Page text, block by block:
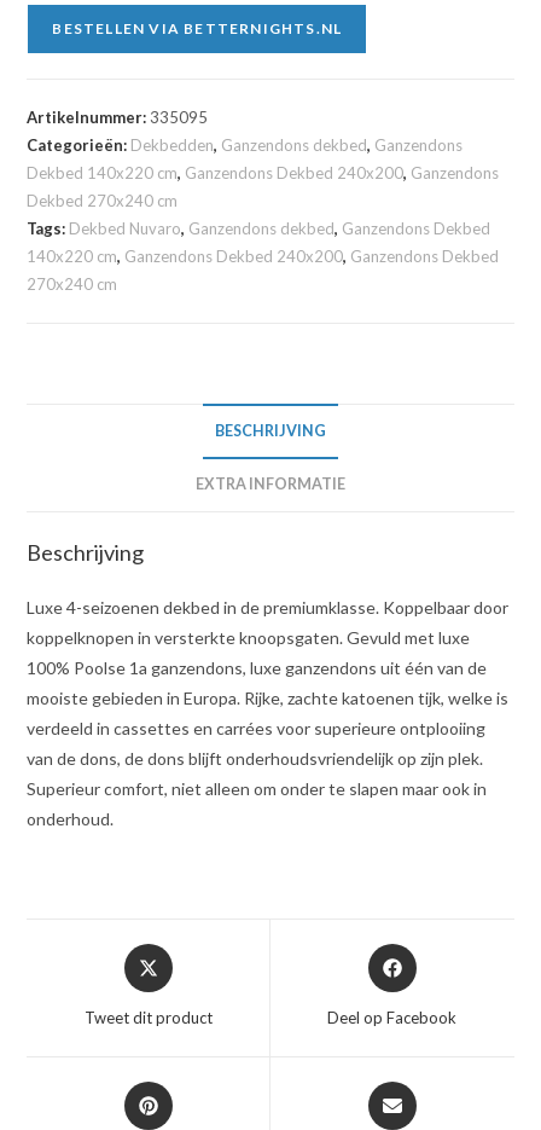
BESTELLEN VIA BETTERNIGHTS.NL
Artikelnummer: 335095
Categorieën: Dekbedden, Ganzendons dekbed, Ganzendons
Dekbed 140x220 cm, Ganzendons Dekbed 240x200, Ganzendons
Dekbed 270x240 cm
Tags: Dekbed Nuvaro, Ganzendons dekbed, Ganzendons Dekbed
140x220 cm, Ganzendons Dekbed 240x200, Ganzendons Dekbed
270x240 cm
BESCHRIJVING
EXTRA INFORMATIE
Beschrijving
Luxe 4-seizoenen dekbed in de premiumklasse. Koppelbaar door
koppelknopen in versterkte knoopsgaten. Gevuld met luxe
100% Poolse 1a ganzendons, luxe ganzendons uit één van de
mooiste gebieden in Europa. Rijke, zachte katoenen tijk, welke is
verdeeld in cassettes en carrées voor superieure ontplooiing
van de dons, de dons blijft onderhoudsvriendelijk op zijn plek.
Superieur comfort, niet alleen om onder te slapen maar ook in
onderhoud.
Opent
in
nieuw
Tweet dit product
Opent
in
nieuw
Deel op Facebook
Opent
in
Opent
in